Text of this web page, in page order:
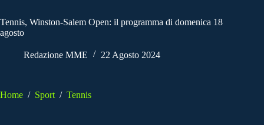
Tennis, Winston-Salem Open: il programma di domenica 18
agosto
Redazione MME 22 Agosto 2024
Home / Sport / Tennis